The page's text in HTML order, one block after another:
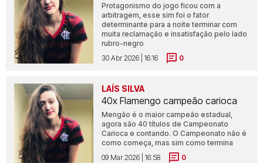
Protagonismo do jogo ficou com a
arbitragem, esse sim foi o fator
determinante para a noite terminar com
muita reclamação e insatisfação pelo lado
rubro-negro
30 Abr 2026 | 16:16
0
LAÍS SILVA
40x Flamengo campeão carioca
Mengão é o maior campeão estadual,
agora são 40 títulos de Campeonato
Carioca e contando. O Campeonato não é
como começa, mas sim como termina
09 Mar 2026 | 16:58
0